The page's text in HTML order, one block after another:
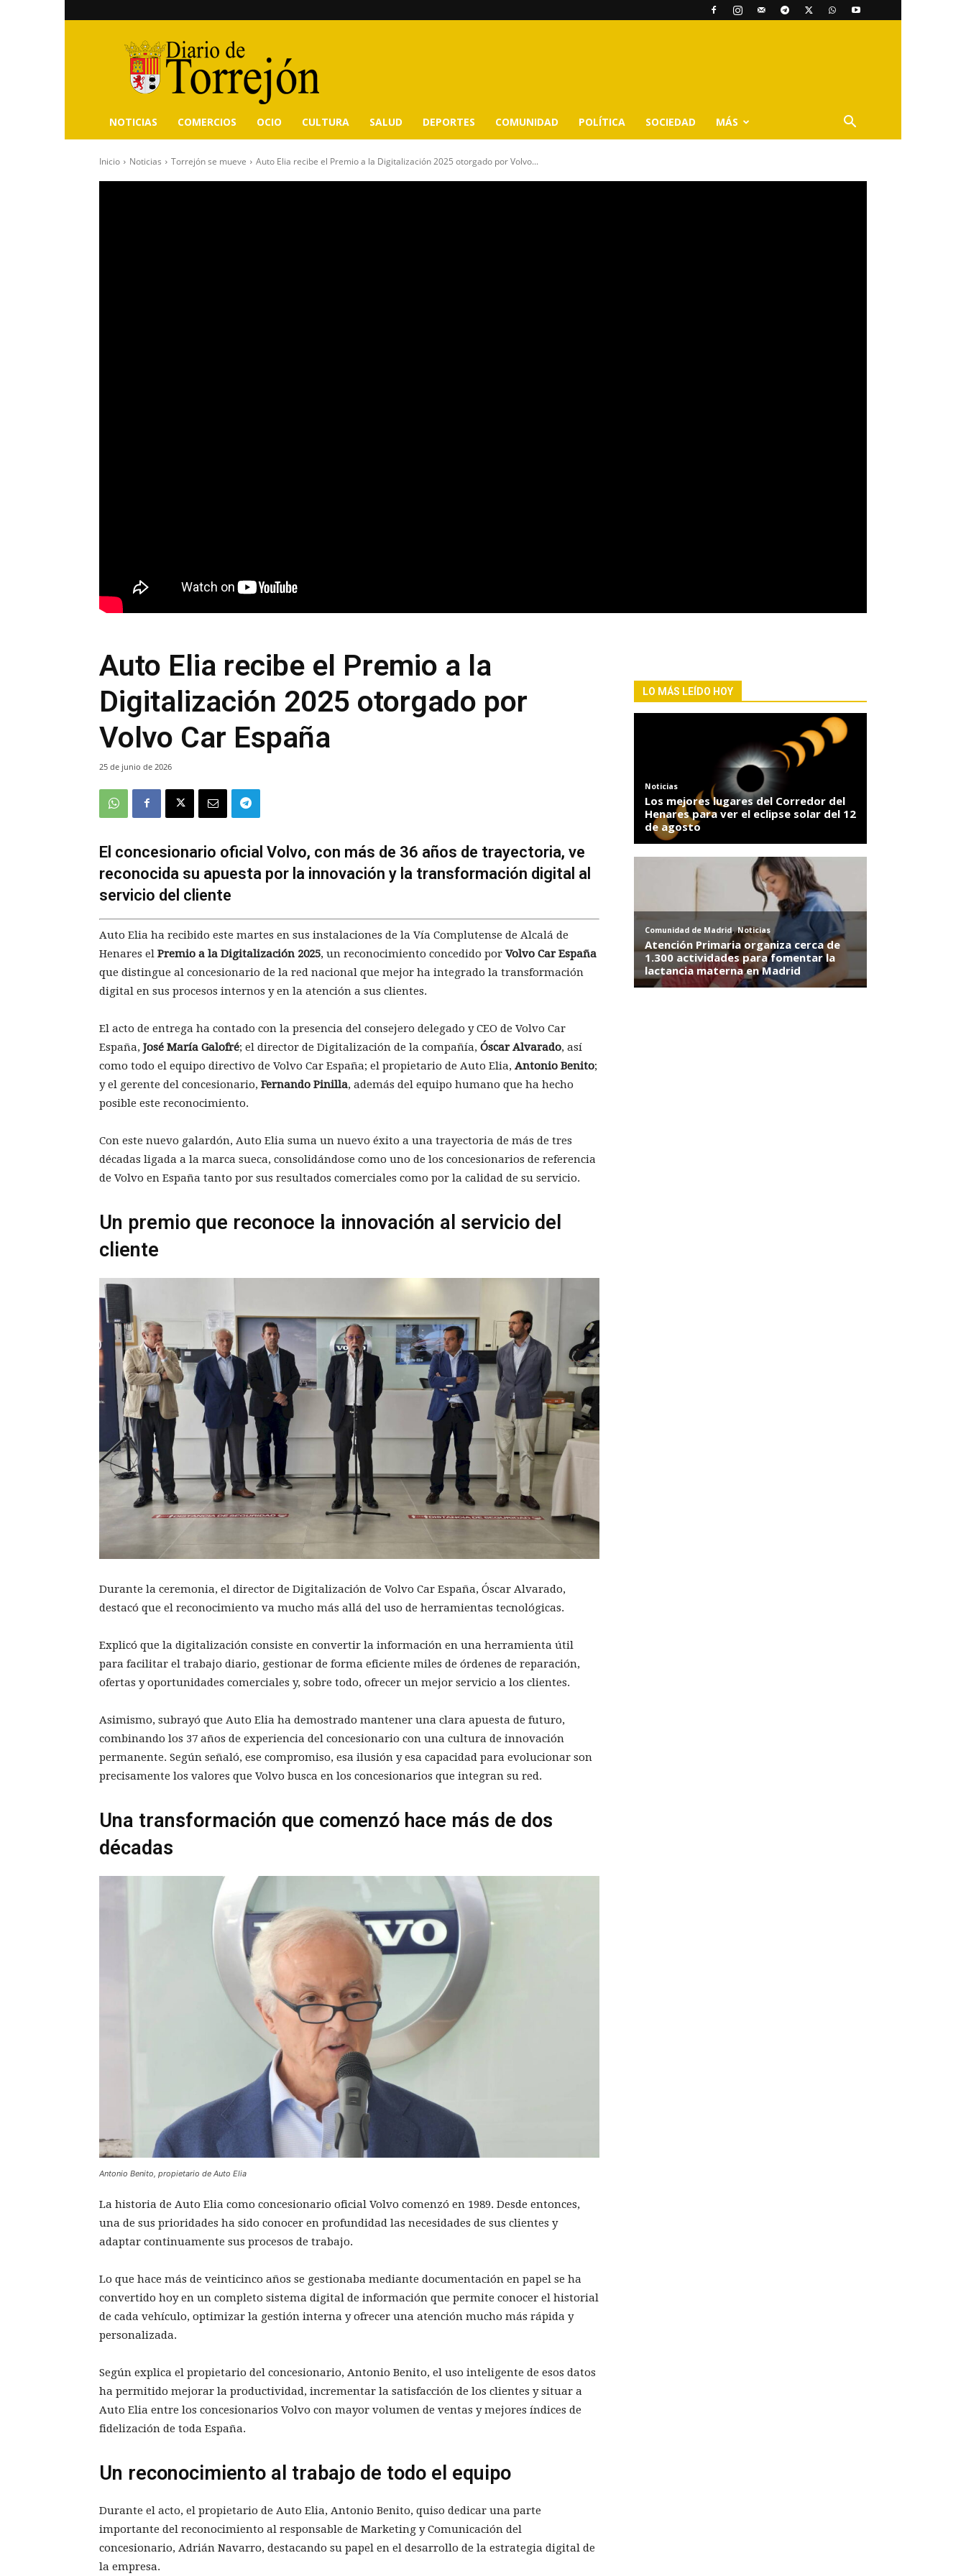
Diario
de
Torrejón
NOTICIAS COMERCIOS OCIO CULTURA SALUD DEPORTES COMUNIDAD POLÍTICA SOCIEDAD MÁS
Inicio Noticias Torrejón se mueve Auto Elia recibe el Premio a la Digitalización 2025 otorgado por Volvo...
Auto Elia recibe el Premio a la
Digitalización 2025 otorgado por
Volvo Car España
25 de junio de 2026
El concesionario oficial Volvo, con más de 36 años de trayectoria, ve
reconocida su apuesta por la innovación y la transformación digital al
servicio del cliente
Auto Elia ha recibido este martes en sus instalaciones de la Vía Complutense de Alcalá de
Henares el Premio a la Digitalización 2025, un reconocimiento concedido por Volvo Car España
que distingue al concesionario de la red nacional que mejor ha integrado la transformación
digital en sus procesos internos y en la atención a sus clientes.
El acto de entrega ha contado con la presencia del consejero delegado y CEO de Volvo Car
España, José María Galofré; el director de Digitalización de la compañía, Óscar Alvarado, así
como todo el equipo directivo de Volvo Car España; el propietario de Auto Elia, Antonio Benito;
y el gerente del concesionario, Fernando Pinilla, además del equipo humano que ha hecho
posible este reconocimiento.
Con este nuevo galardón, Auto Elia suma un nuevo éxito a una trayectoria de más de tres
décadas ligada a la marca sueca, consolidándose como uno de los concesionarios de referencia
de Volvo en España tanto por sus resultados comerciales como por la calidad de su servicio.
Un premio que reconoce la innovación al servicio del
cliente
Durante la ceremonia, el director de Digitalización de Volvo Car España, Óscar Alvarado,
destacó que el reconocimiento va mucho más allá del uso de herramientas tecnológicas.
Explicó que la digitalización consiste en convertir la información en una herramienta útil
para facilitar el trabajo diario, gestionar de forma eficiente miles de órdenes de reparación,
ofertas y oportunidades comerciales y, sobre todo, ofrecer un mejor servicio a los clientes.
Asimismo, subrayó que Auto Elia ha demostrado mantener una clara apuesta de futuro,
combinando los 37 años de experiencia del concesionario con una cultura de innovación
permanente. Según señaló, ese compromiso, esa ilusión y esa capacidad para evolucionar son
precisamente los valores que Volvo busca en los concesionarios que integran su red.
Una transformación que comenzó hace más de dos
décadas
Antonio Benito, propietario de Auto Elia
La historia de Auto Elia como concesionario oficial Volvo comenzó en 1989. Desde entonces,
una de sus prioridades ha sido conocer en profundidad las necesidades de sus clientes y
adaptar continuamente sus procesos de trabajo.
Lo que hace más de veinticinco años se gestionaba mediante documentación en papel se ha
convertido hoy en un completo sistema digital de información que permite conocer el historial
de cada vehículo, optimizar la gestión interna y ofrecer una atención mucho más rápida y
personalizada.
Según explica el propietario del concesionario, Antonio Benito, el uso inteligente de esos datos
ha permitido mejorar la productividad, incrementar la satisfacción de los clientes y situar a
Auto Elia entre los concesionarios Volvo con mayor volumen de ventas y mejores índices de
fidelización de toda España.
Un reconocimiento al trabajo de todo el equipo
Durante el acto, el propietario de Auto Elia, Antonio Benito, quiso dedicar una parte
importante del reconocimiento al responsable de Marketing y Comunicación del
concesionario, Adrián Navarro, destacando su papel en el desarrollo de la estrategia digital de
la empresa.
LO MÁS LEÍDO HOY